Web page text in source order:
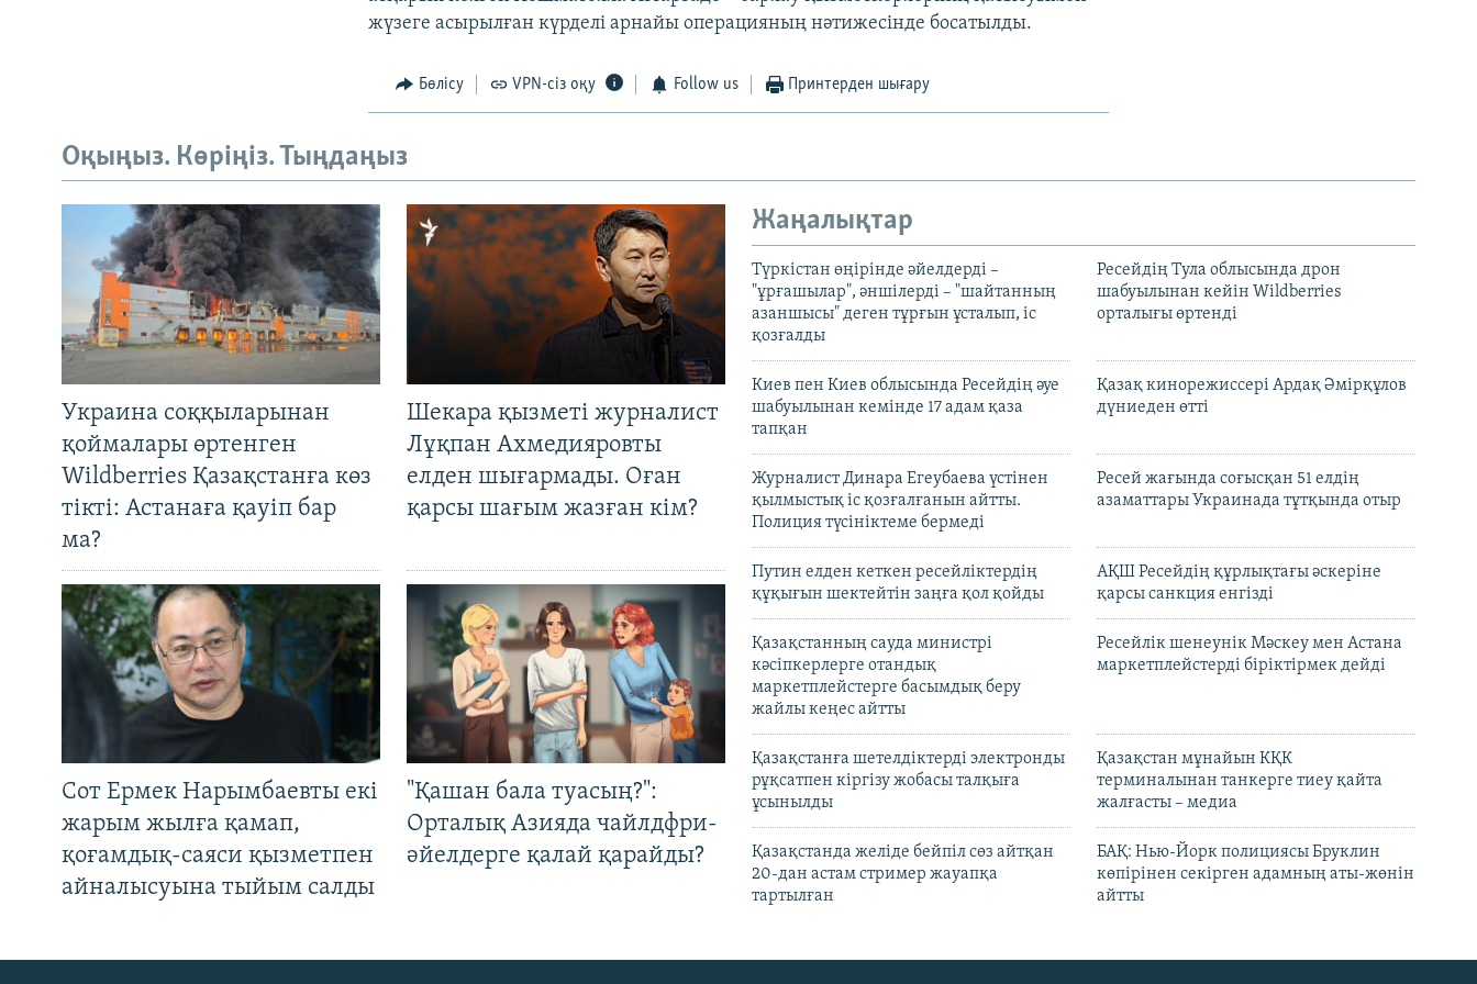
жүзеге асырылған күрделі арнайы операцияның нәтижесінде босатылды.
Бөлісу VPN-сіз оқу Follow us Принтерден шығару
Оқыңыз. Көріңіз. Тыңдаңыз
Украина соққыларынан
қоймалары өртенген
Wildberries Қазақстанға көз
тікті: Астанаға қауіп бар
ма?
Шекара қызметі журналист
Лұқпан Ахмедияровты
елден шығармады. Оған
қарсы шағым жазған кім?
Сот Ермек Нарымбаевты екі
жарым жылға қамап,
қоғамдық-саяси қызметпен
айналысуына тыйым салды
"Қашан бала туасың?":
Орталық Азияда чайлдфри-
әйелдерге қалай қарайды?
Жаңалықтар
Түркістан өңірінде әйелдерді –
"ұрғашылар", әншілерді – "шайтанның
азаншысы" деген тұрғын ұсталып, іс
қозғалды
Ресейдің Тула облысында дрон
шабуылынан кейін Wildberries
орталығы өртенді
Киев пен Киев облысында Ресейдің әуе
шабуылынан кемінде 17 адам қаза
тапқан
Қазақ кинорежиссері Ардақ Әмірқұлов
дүниеден өтті
Журналист Динара Егеубаева үстінен
қылмыстық іс қозғалғанын айтты.
Полиция түсініктеме бермеді
Ресей жағында соғысқан 51 елдің
азаматтары Украинада тұтқында отыр
Путин елден кеткен ресейліктердің
құқығын шектейтін заңға қол қойды
АҚШ Ресейдің құрлықтағы әскеріне
қарсы санкция енгізді
Қазақстанның сауда министрі
кәсіпкерлерге отандық
маркетплейстерге басымдық беру
жайлы кеңес айтты
Ресейлік шенеунік Мәскеу мен Астана
маркетплейстерді біріктірмек дейді
Қазақстанға шетелдіктерді электронды
рұқсатпен кіргізу жобасы талқыға
ұсынылды
Қазақстан мұнайын КҚК
терминалынан танкерге тиеу қайта
жалғасты – медиа
Қазақстанда желіде бейпіл сөз айтқан
20-дан астам стример жауапқа
тартылған
БАҚ: Нью-Йорк полициясы Бруклин
көпірінен секірген адамның аты-жөнін
айтты